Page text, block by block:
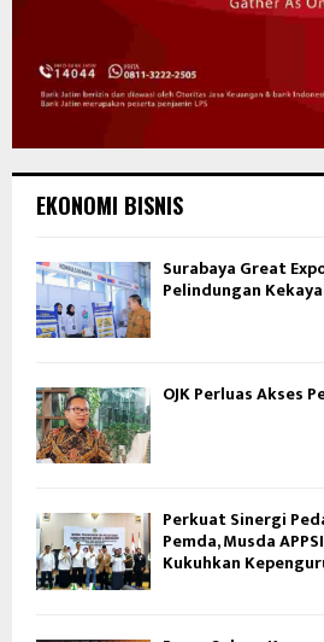
EKONOMI BISNIS
Surabaya Great
Pelindungan
OJK Perluas Akses
Perkuat Sinergi
Pemda, Musda
Kukuhkan